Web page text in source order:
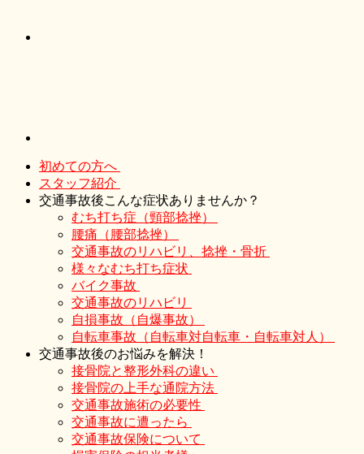
初めての方へ
スタッフ紹介
交通事故後こんな症状ありませんか？
むち打ち症（頸部捻挫）
腰痛（腰部捻挫）
交通事故のリハビリ、捻挫・骨折
様々なむち打ち症状
バイク事故
交通事故のリハビリ
自損事故（自爆事故）
自転車事故（自転車対自転車・自転車対人）
交通事故後のお悩みを解決！
接骨院と整形外科の違い
接骨院の上手な通院方法
交通事故施術の必要性
交通事故に遭ったら
交通事故保険について